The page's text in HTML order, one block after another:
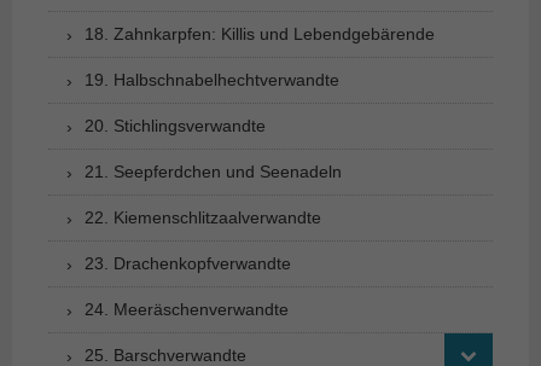
18. Zahnkarpfen: Killis und Lebendgebärende
19. Halbschnabelhechtverwandte
20. Stichlingsverwandte
21. Seepferdchen und Seenadeln
22. Kiemenschlitzaalverwandte
23. Drachenkopfverwandte
24. Meeräschenverwandte
25. Barschverwandte